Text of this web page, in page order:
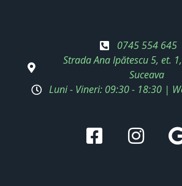
0745 554 645
Strada Ana Ipătescu 5, et.
Suceava
Luni - Vineri: 09:30 - 18:30 |